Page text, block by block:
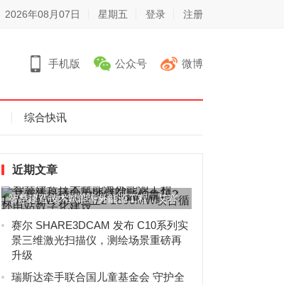
2026年08月07日 星期五 登录 注册
手机版 公众号 微博
综合快讯
近期文章
智慧建造技术赋能海外能源工程，艾赛
克科技助力沙特阿拉伯鲁玛2...
赛尔 SHARE3DCAM 发布 C10系列实
景三维激光扫描仪，测绘场景重磅再
升级
瑞斯达牵手联合国儿童基金会 守护全